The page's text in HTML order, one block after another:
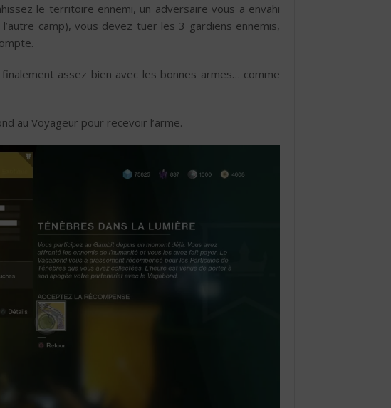
le territoire ennemi, un adversaire vous a envahi
camp), vous devez tuer les 3 gardiens ennemis,
assez bien avec les bonnes armes… comme
au Voyageur pour recevoir l’arme.